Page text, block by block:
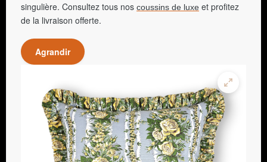
singulière. Consultez tous nos coussins de luxe et profitez
de la livraison offerte.
Agrandir